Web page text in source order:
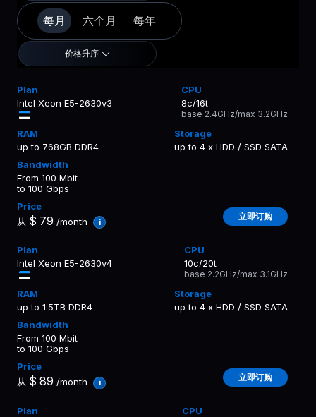
每月 六个月 每年
价格升序
Intel Xeon E5-2630v3 8c/16t
base 2.4GHz/max 3.2GHz
up to 768GB DDR4 up to 4 x HDD / SSD SATA
From 100 Mbit
to 100 Gbps
从 $ 79 /month i
立即订购
Intel Xeon E5-2630v4 10c/20t
base 2.2GHz/max 3.1GHz
up to 1.5TB DDR4 up to 4 x HDD / SSD SATA
From 100 Mbit
to 100 Gbps
从 $ 89 /month i
立即订购